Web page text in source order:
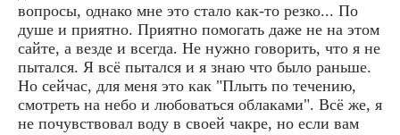
вопросы, однако мне это стало как-то резко... По
душе и приятно. Приятно помогать даже не на этом
сайте, а везде и всегда. Не нужно говорить, что я не
пытался. Я всё пытался и я знаю что было раньше.
Но сейчас, для меня это как "Плыть по течению,
смотреть на небо и любоваться облаками". Всё же, я
не почувствовал воду в своей чакре, но если вам